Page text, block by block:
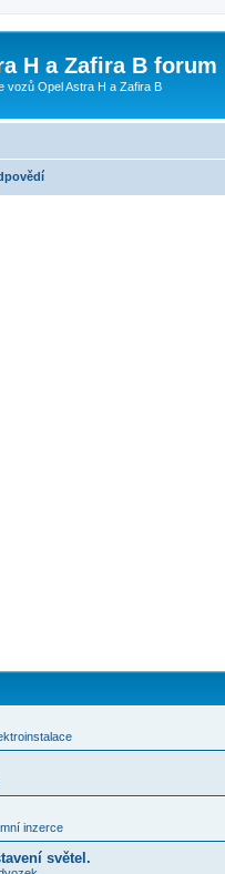
H a Zafira B forum
vozů Opel Astra H a Zafira B
inzerce
světel.